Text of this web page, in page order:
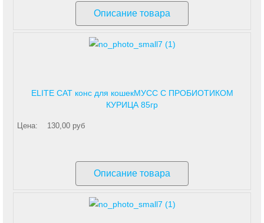
Описание товара
ELITE CAT конс для кошекМУСС С ПРОБИОТИКОМ
КУРИЦА 85гр
Цена: 130,00 руб
Описание товара